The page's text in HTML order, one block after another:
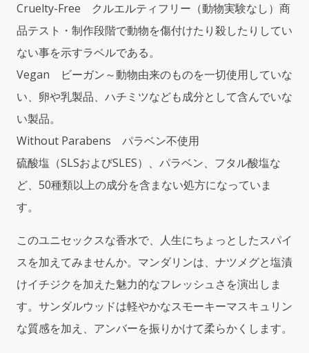
セ
ル
ン
タ
ル)
EDP
Spray
Cruelty-Free クルエルティフリー（動物実験なし）商
品テスト・制作段階で動物を傷付けたり殺したりしてい
ない事を示すラベルである。
Vegan ビーガン～動物由来のものを一切使用していな
い、卵や乳製品、ハチミツなども成分として含んでいな
い製品。
Without Parabens パラベン不使用
硫酸塩（SLSおよびSLES）、パラベン、フタル酸塩な
ど、50種類以上の成分を含まない処方になっていま
す。
このユニセックスな香水で、人生にちょっとしたスパイ
スを加えてみませんか。マンダリンは、ナツメグと塩漬
けイチジクを加えた魅力的なフレッシュさを演出しま
す。サンダルウッドは軽やかなスモーキーマスキュリン
な質感を加え、アンバーを振りかけて柔らかくします。